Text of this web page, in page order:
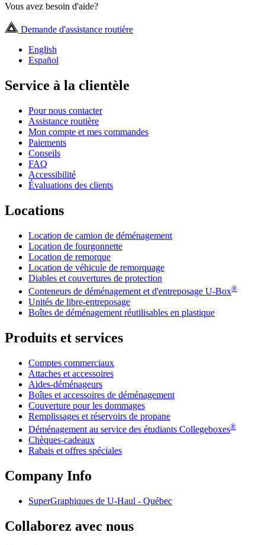
Vous avez besoin d'aide?
Demande d'assistance routière
English
Español
Service à la clientèle
Pour nous contacter
Assistance routière
Mon compte et mes commandes
Paiements
Conseils
FAQ
Accessibilité
Évaluations des clients
Locations
Location de camion de déménagement
Location de fourgonnette
Location de remorque
Location de véhicule de remorquage
Diables et couvertures de protection
Conteneurs de déménagement et d'entreposage U-Box®
Unités de libre-entreposage
Boîtes de déménagement réutilisables en plastique
Produits et services
Comptes commerciaux
Attaches et accessoires
Aides-déménageurs
Boîtes et accessoires de déménagement
Couverture pour les dommages
Remplissages et réservoirs de propane
Déménagement au service des étudiants Collegeboxes®
Chèques-cadeaux
Rabais et offres spéciales
Company Info
SuperGraphiques de U-Haul - Québec
Collaborez avec nous